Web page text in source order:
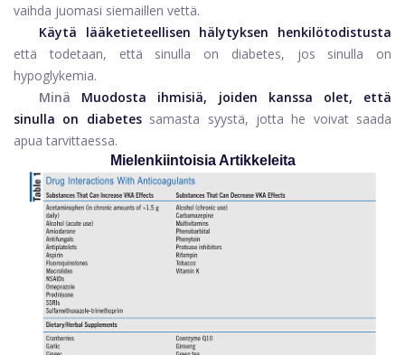
vaihda juomasi siemaillen vettä.
Käytä lääketieteellisen hälytyksen henkilötodistusta
että todetaan, että sinulla on diabetes, jos sinulla on
hypoglykemia.
Minä
Muodosta ihmisiä, joiden kanssa olet, että
sinulla on diabetes samasta syystä, jotta he voivat saada
apua tarvittaessa.
Mielenkiintoisia Artikkeleita